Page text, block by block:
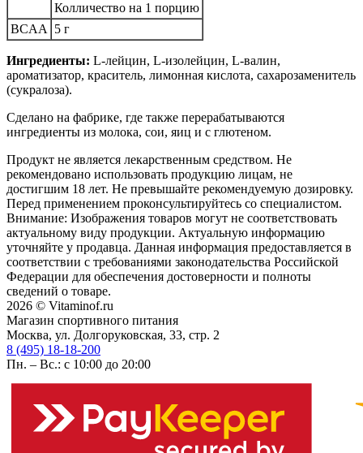
Колличество на 1 порцию
BCAA
5 г
Ингредиенты: L-лейцин, L-изолейцин, L-валин,
ароматизатор, краситель, лимонная кислота, сахарозаменитель
(сукралоза).
Сделано на фабрике, где также перерабатываются
ингредиенты из молока, сои, яиц и с глютеном.
Продукт не является лекарственным средством. Не
рекомендовано использовать продукцию лицам, не
достигшим 18 лет. Не превышайте рекомендуемую дозировку.
Перед применением проконсультируйтесь со специалистом.
Внимание: Изображения товаров могут не соответствовать
актуальному виду продукции. Актуальную информацию
уточняйте у продавца. Данная информация предоставляется в
соответствии с требованиями законодательства Российской
Федерации для обеспечения достоверности и полноты
сведений о товаре.
2026 © Vitaminof.ru
Магазин спортивного питания
Москва, ул. Долгоруковская, 33, стр. 2
8 (495) 18-18-200
Пн. – Вс.: с 10:00 до 20:00